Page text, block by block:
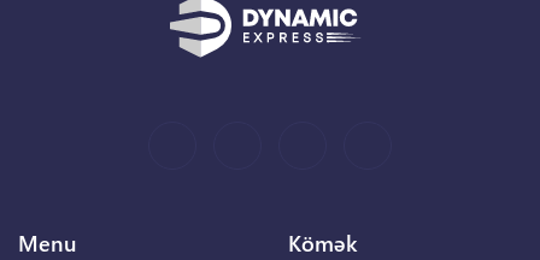
Menu Kömək